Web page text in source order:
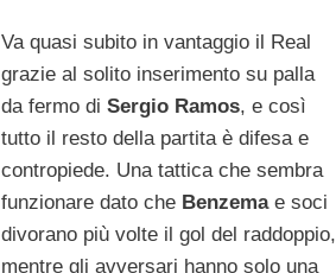
Va quasi subito in vantaggio il Real
grazie al solito inserimento su palla
da fermo di Sergio Ramos, e così
tutto il resto della partita è difesa e
contropiede. Una tattica che sembra
funzionare dato che Benzemae soci
divorano più volte il gol del raddoppio,
mentre gli avversari hanno solo una